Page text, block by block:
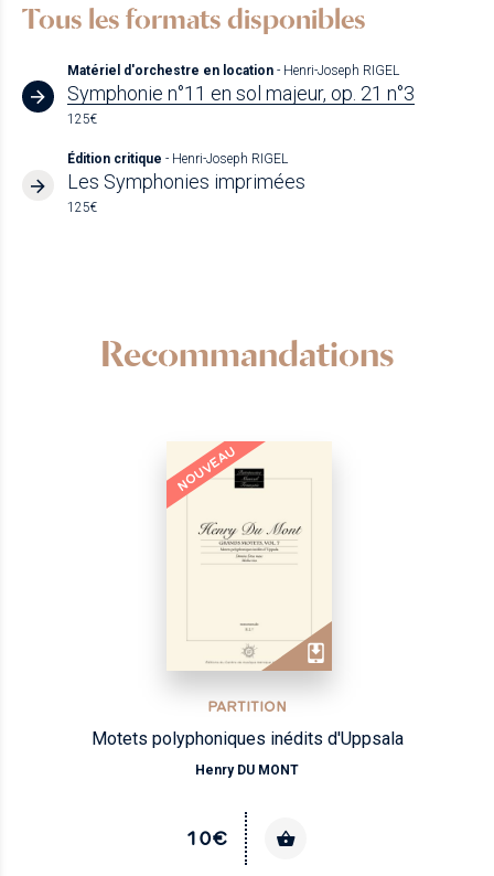
Tous les formats disponibles
Matériel d'orchestre en location - Henri-Joseph RIGEL
Symphonie n°11 en sol majeur, op. 21 n°3
125€
Édition critique - Henri-Joseph RIGEL
Les Symphonies imprimées
125€
Recommandations
NOUVEAU
PARTITION
Motets polyphoniques inédits d'Uppsala
Henry DU MONT
10€